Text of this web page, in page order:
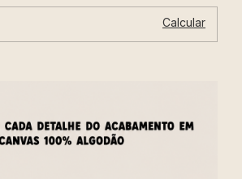
Calcular